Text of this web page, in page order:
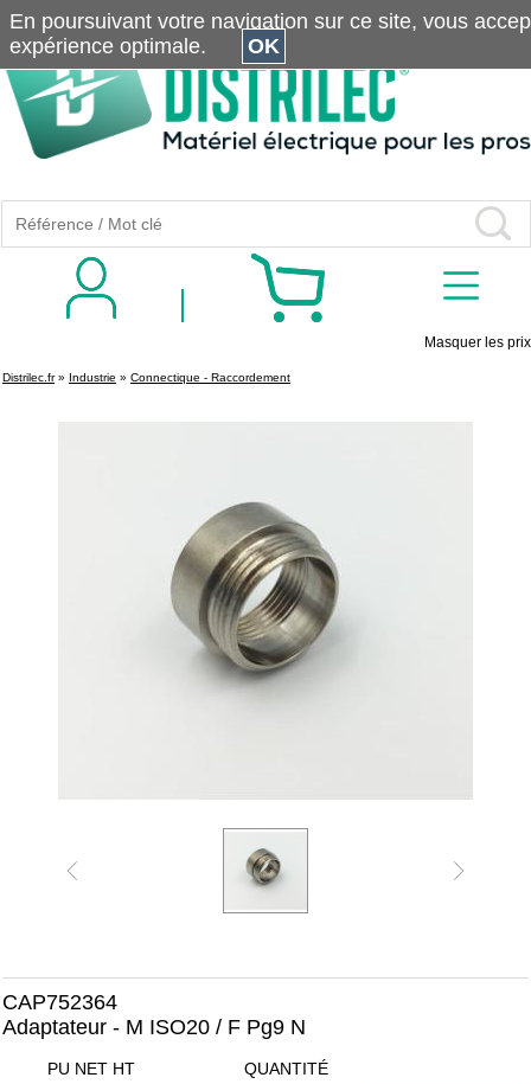
Masquer les prix
Distrilec.fr» Industrie » Connectique - Raccordement
CAP752364
Adaptateur - M ISO20 / F Pg9 N
PU NET HT QUANTITÉ
En poursuivant votre navigation sur ce site, vous
expérience optimale.
OK